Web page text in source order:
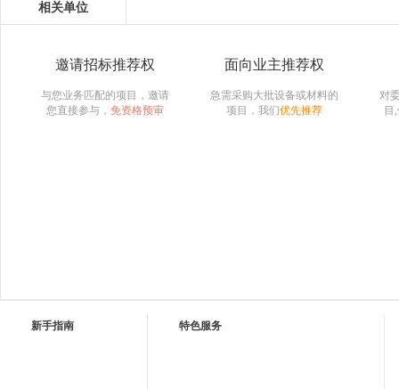
相关单位
邀请招标推荐权
与您业务匹配的项目，邀请
您直接参与， 免资格预审
面向业主推荐权
急需采购大批设备或材料的
项目，我们优先推荐
对
目
新手指南 特色服务